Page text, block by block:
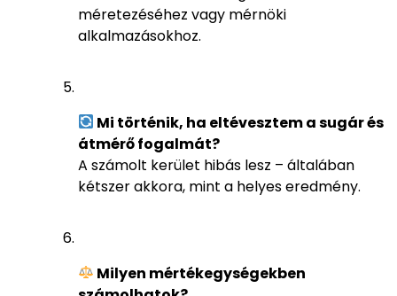
méretezéséhez vagy mérnöki
alkalmazásokhoz.
Mi történik, ha eltévesztem a sugár és
átmérő fogalmát?
A számolt kerület hibás lesz – általában
kétszer akkora, mint a helyes eredmény.
Milyen mértékegységekben